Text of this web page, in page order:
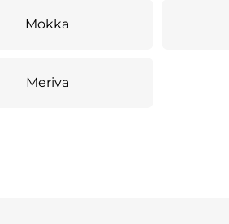
Mokka
Meriva